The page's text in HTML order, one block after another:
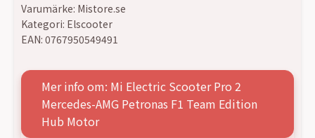
Varumärke: Mistore.se
Kategori: Elscooter
EAN: 0767950549491
Mer info om: Mi Electric Scooter Pro 2
Mercedes-AMG Petronas F1 Team Edition
Hub Motor